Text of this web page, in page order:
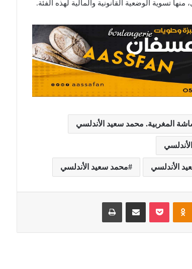
تسوية الوضعية القانونية والمالية لهذه الفئة.
المغربية. محمد سعيد الأندلسي
الأندلسي محمد سعيد الأندلسي
Odnoklassniki
بوكيت مشاركة عبر البريد طباعة